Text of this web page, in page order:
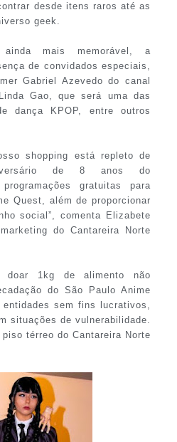
desde itens raros até as
geek.
mais memorável, a
de convidados especiais,
Gabriel Azevedo do canal
Gao, que será uma das
dança KPOP, entre outros
shopping está repleto de
de 8 anos do
gratuitas para
Quest, além de proporcionar
social”, comenta Elizabete
do Cantareira Norte
doar 1kg de alimento não
do São Paulo Anime
sem fins lucrativos,
situações de vulnerabilidade.
térreo do Cantareira Norte